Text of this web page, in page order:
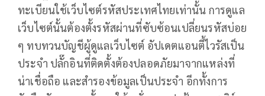
ทะเบียนใช้เว็บไซต์รหัสประเทศไทยเท่านั้น การดูแล
เว็บไซต์นั้นต้องตั้งรหัสผ่านที่ซับซ้อนเปลี่ยนรหัสบ่อย
ๆ ทบทวนบัญชีผู้ดูแลเว็บไซต์ อัปเดตแอนตี้ไวรัสเป็น
ประจำ ปลั๊กอินที่ติดตั้งต้องปลอดภัยมาจากแหล่งที่
น่าเชื่อถือ และสำรองข้อมูลเป็นประจำ อีกทั้งการ